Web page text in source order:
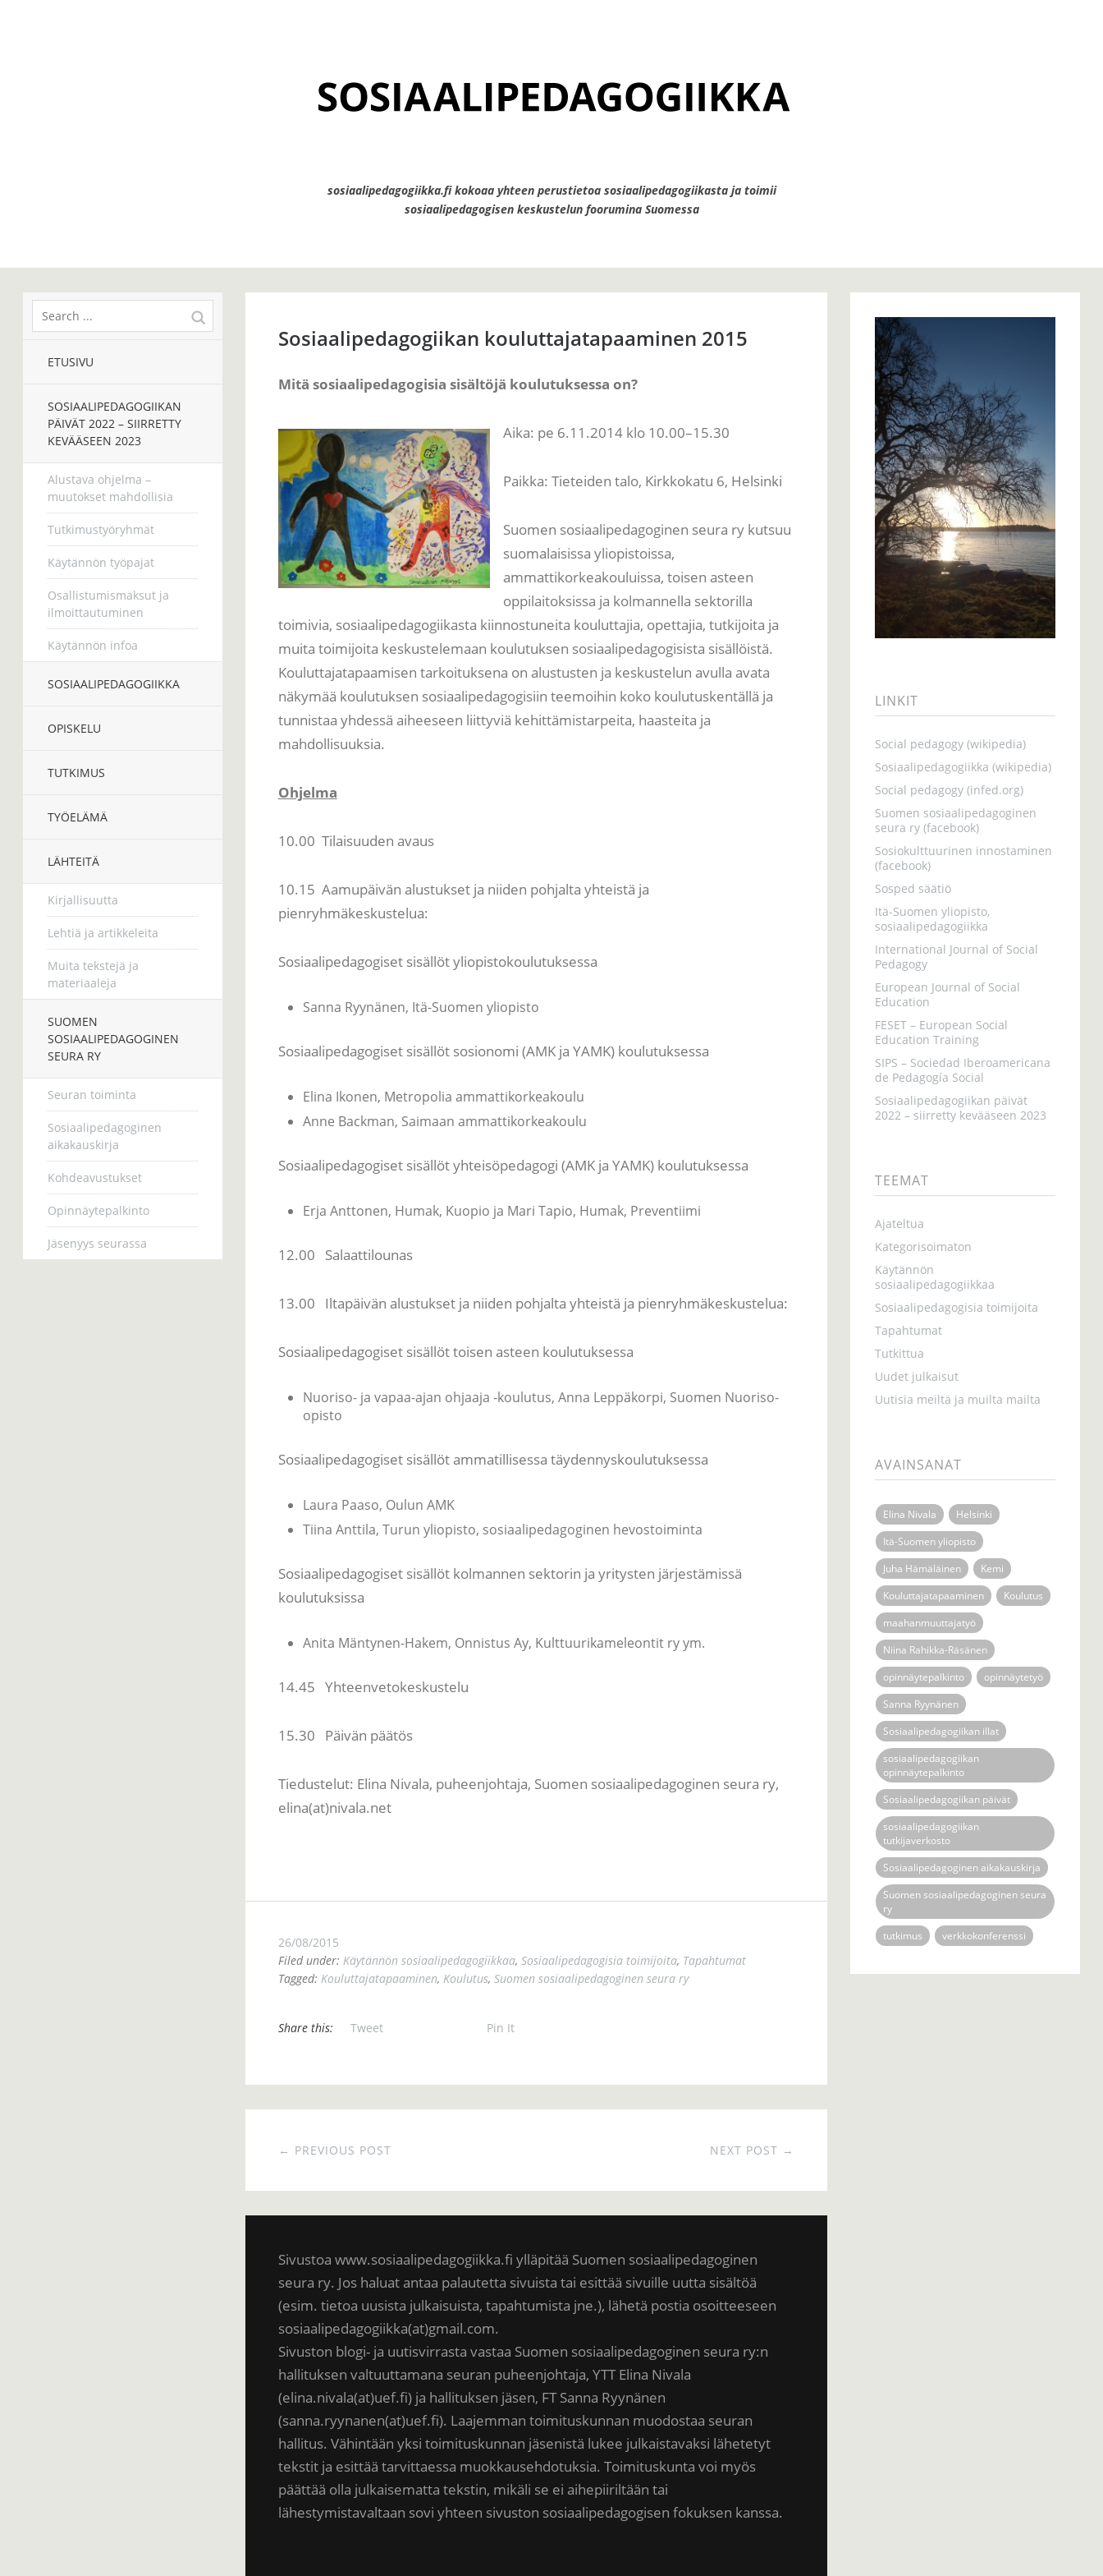
sosiaalipedagogiikka.fi kokoaa yhteen perustietoa sosiaalipedagogiikasta ja toimii
sosiaalipedagogisen keskustelun foorumina Suomessa
ETUSIVU
SOSIAALIPEDAGOGIIKAN
PÄIVÄT 2022 – SIIRRETTY
KEVÄÄSEEN 2023
Alustava ohjelma –
muutokset mahdollisia
Tutkimustyöryhmät
Käytännön työpajat
Osallistumismaksut ja
ilmoittautuminen
Käytännön infoa
SOSIAALIPEDAGOGIIKKA
OPISKELU
TUTKIMUS
TYÖELÄMÄ
LÄHTEITÄ
Kirjallisuutta
Lehtiä ja artikkeleita
Muita tekstejä ja
materiaaleja
SUOMEN
SOSIAALIPEDAGOGINEN
SEURA RY
Seuran toiminta
Sosiaalipedagoginen
aikakauskirja
Kohdeavustukset
Opinnäytepalkinto
Jäsenyys seurassa
Sosiaalipedagogiikan kouluttajatapaaminen 2015
Mitä sosiaalipedagogisia sisältöjä koulutuksessa on?
Aika: pe 6.11.2014 klo 10.00–15.30
Paikka: Tieteiden talo, Kirkkokatu 6, Helsinki
Suomen sosiaalipedagoginen seura ry kutsuu
suomalaisissa yliopistoissa,
ammattikorkeakouluissa, toisen asteen
oppilaitoksissa ja kolmannella sektorilla
toimivia, sosiaalipedagogiikasta kiinnostuneita kouluttajia, opettajia, tutkijoita ja
muita toimijoita keskustelemaan koulutuksen sosiaalipedagogisista sisällöistä.
Kouluttajatapaamisen tarkoituksena on alustusten ja keskustelun avulla avata
näkymää koulutuksen sosiaalipedagogisiin teemoihin koko koulutuskentällä ja
tunnistaa yhdessä aiheeseen liittyviä kehittämistarpeita, haasteita ja
mahdollisuuksia.
Ohjelma
10.00 Tilaisuuden avaus
10.15 Aamupäivän alustukset ja niiden pohjalta yhteistä ja
pienryhmäkeskustelua:
Sosiaalipedagogiset sisällöt yliopistokoulutuksessa
Sanna Ryynänen, Itä-Suomen yliopisto
Sosiaalipedagogiset sisällöt sosionomi (AMK ja YAMK) koulutuksessa
Elina Ikonen, Metropolia ammattikorkeakoulu
Anne Backman, Saimaan ammattikorkeakoulu
Sosiaalipedagogiset sisällöt yhteisöpedagogi (AMK ja YAMK) koulutuksessa
Erja Anttonen, Humak, Kuopio ja Mari Tapio, Humak, Preventiimi
12.00 Salaattilounas
13.00 Iltapäivän alustukset ja niiden pohjalta yhteistä ja pienryhmäkeskustelua:
Sosiaalipedagogiset sisällöt toisen asteen koulutuksessa
Nuoriso- ja vapaa-ajan ohjaaja -koulutus, Anna Leppäkorpi, Suomen Nuoriso-
opisto
Sosiaalipedagogiset sisällöt ammatillisessa täydennyskoulutuksessa
Laura Paaso, Oulun AMK
Tiina Anttila, Turun yliopisto, sosiaalipedagoginen hevostoiminta
Sosiaalipedagogiset sisällöt kolmannen sektorin ja yritysten järjestämissä
koulutuksissa
Anita Mäntynen-Hakem, Onnistus Ay, Kulttuurikameleontit ry ym.
14.45 Yhteenvetokeskustelu
15.30 Päivän päätös
Tiedustelut: Elina Nivala, puheenjohtaja, Suomen sosiaalipedagoginen seura ry,
elina(at)nivala.net
26/08/2015
Filed under: Käytännön sosiaalipedagogiikkaa, Sosiaalipedagogisia toimijoita, Tapahtumat
Tagged: Kouluttajatapaaminen, Koulutus, Suomen sosiaalipedagoginen seura ry
Share this: Tweet Pin It
NEXT POST →
← PREVIOUS POST
Sivustoa www.sosiaalipedagogiikka.fi ylläpitää Suomen sosiaalipedagoginen
seura ry. Jos haluat antaa palautetta sivuista tai esittää sivuille uutta sisältöä
(esim. tietoa uusista julkaisuista, tapahtumista jne.), lähetä postia osoitteeseen
sosiaalipedagogiikka(at)gmail.com.
Sivuston blogi- ja uutisvirrasta vastaa Suomen sosiaalipedagoginen seura ry:n
hallituksen valtuuttamana seuran puheenjohtaja, YTT Elina Nivala
(elina.nivala(at)uef.fi) ja hallituksen jäsen, FT Sanna Ryynänen
(sanna.ryynanen(at)uef.fi). Laajemman toimituskunnan muodostaa seuran
hallitus. Vähintään yksi toimituskunnan jäsenistä lukee julkaistavaksi lähetetyt
tekstit ja esittää tarvittaessa muokkausehdotuksia. Toimituskunta voi myös
päättää olla julkaisematta tekstin, mikäli se ei aihepiiriltään tai
lähestymistavaltaan sovi yhteen sivuston sosiaalipedagogisen fokuksen kanssa.
LINKIT
Social pedagogy (wikipedia)
Sosiaalipedagogiikka (wikipedia)
Social pedagogy (infed.org)
Suomen sosiaalipedagoginen
seura ry (facebook)
Sosiokulttuurinen innostaminen
(facebook)
Sosped säätiö
Itä-Suomen yliopisto,
sosiaalipedagogiikka
International Journal of Social
Pedagogy
European Journal of Social
Education
FESET – European Social
Education Training
SIPS – Sociedad Iberoamericana
de Pedagogía Social
Sosiaalipedagogiikan päivät
2022 – siirretty kevääseen 2023
TEEMAT
Ajateltua
Kategorisoimaton
Käytännön
sosiaalipedagogiikkaa
Sosiaalipedagogisia toimijoita
Tapahtumat
Tutkittua
Uudet julkaisut
Uutisia meiltä ja muilta mailta
AVAINSANAT
Elina Nivala
Helsinki
Itä-Suomen yliopisto
Juha Hämäläinen
Kemi
Kouluttajatapaaminen
Koulutus
maahanmuuttajatyö
Niina Rahikka-Räsänen
opinnäytepalkinto
opinnäytetyö
Sanna Ryynänen
Sosiaalipedagogiikan illat
sosiaalipedagogiikan
opinnäytepalkinto
Sosiaalipedagogiikan päivät
sosiaalipedagogiikan
tutkijaverkosto
Sosiaalipedagoginen aikakauskirja
Suomen sosiaalipedagoginen seura
ry
tutkimus
verkkokonferenssi